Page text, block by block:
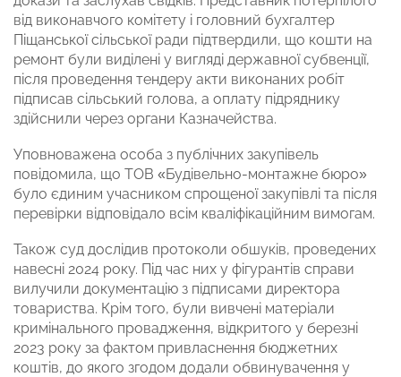
від виконавчого комітету і головний бухгалтер
Піщанської сільської ради підтвердили, що кошти на
ремонт були виділені у вигляді державної субвенції,
після проведення тендеру акти виконаних робіт
підписав сільський голова, а оплату підряднику
здійснили через органи Казначейства.
Уповноважена особа з публічних закупівель
повідомила, що ТОВ «Будівельно-монтажне бюро»
було єдиним учасником спрощеної закупівлі та після
перевірки відповідало всім кваліфікаційним вимогам.
Також суд дослідив протоколи обшуків, проведених
навесні 2024 року. Під час них у фігурантів справи
вилучили документацію з підписами директора
товариства. Крім того, були вивчені матеріали
кримінального провадження, відкритого у березні
2023 року за фактом привласнення бюджетних
коштів, до якого згодом додали обвинувачення у